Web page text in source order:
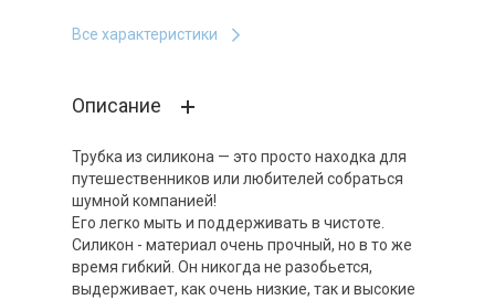
Все характеристики
Описание
Трубка из силикона — это просто находка для
путешественников или любителей собраться
шумной компанией!
Его легко мыть и поддерживать в чистоте.
Силикон - материал очень прочный, но в то же
время гибкий. Он никогда не разобьется,
выдерживает, как очень низкие, так и высокие